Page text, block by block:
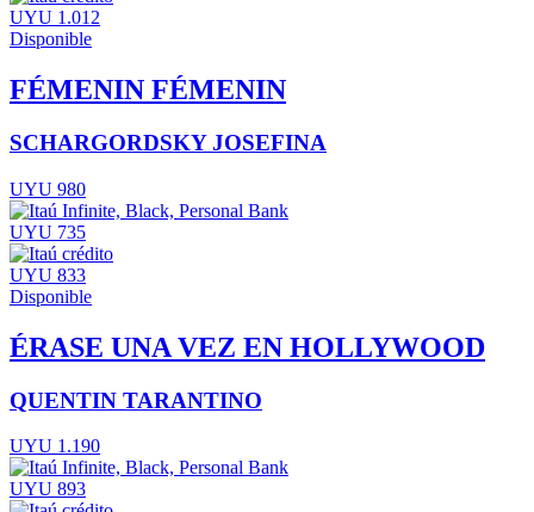
UYU 1.012
Disponible
FÉMENIN FÉMENIN
SCHARGORDSKY JOSEFINA
UYU 980
UYU 735
UYU 833
Disponible
ÉRASE UNA VEZ EN HOLLYWOOD
QUENTIN TARANTINO
UYU 1.190
UYU 893